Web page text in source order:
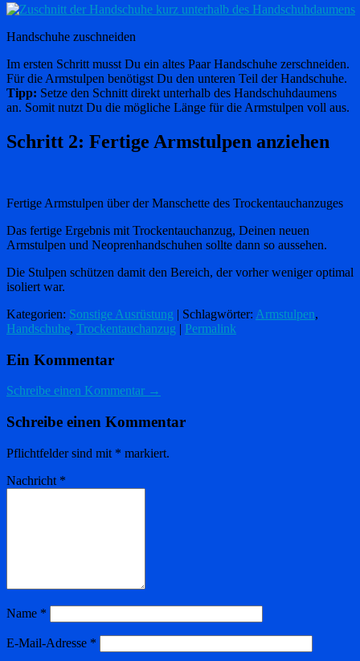
Handschuhe zuschneiden
Im ersten Schritt musst Du ein altes Paar Handschuhe zerschneiden.
Für die Armstulpen benötigst Du den unteren Teil der Handschuhe.
Tipp: Setze den Schnitt direkt unterhalb des Handschuhdaumens
an. Somit nutzt Du die mögliche Länge für die Armstulpen voll aus.
Schritt 2: Fertige Armstulpen anziehen
Fertige Armstulpen über der Manschette des Trockentauchanzuges
Das fertige Ergebnis mit Trockentauchanzug, Deinen neuen
Armstulpen und Neoprenhandschuhen sollte dann so aussehen.
Die Stulpen schützen damit den Bereich, der vorher weniger optimal
isoliert war.
Kategorien: Sonstige Ausrüstung | Schlagwörter: Armstulpen,
Handschuhe, Trockentauchanzug | Permalink
Ein Kommentar
Schreibe einen Kommentar →
Schreibe einen Kommentar
Pflichtfelder sind mit * markiert.
Nachricht *
Name *
E-Mail-Adresse *